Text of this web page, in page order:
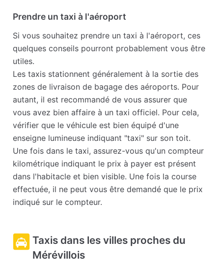
Prendre un taxi à l'aéroport
Si vous souhaitez prendre un taxi à l'aéroport, ces
quelques conseils pourront probablement vous être
utiles.
Les taxis stationnent généralement à la sortie des
zones de livraison de bagage des aéroports. Pour
autant, il est recommandé de vous assurer que
vous avez bien affaire à un taxi officiel. Pour cela,
vérifier que le véhicule est bien équipé d'une
enseigne lumineuse indiquant "taxi" sur son toit.
Une fois dans le taxi, assurez-vous qu'un compteur
kilométrique indiquant le prix à payer est présent
dans l'habitacle et bien visible. Une fois la course
effectuée, il ne peut vous être demandé que le prix
indiqué sur le compteur.
Taxis dans les villes proches du
Mérévillois